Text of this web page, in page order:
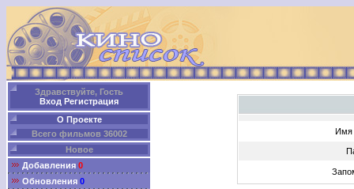
Здравствуйте, Гость
Вход Регистрация
О Проекте
Всего фильмов 36002
Новое
Добавления 0
Обновления 0
Имя